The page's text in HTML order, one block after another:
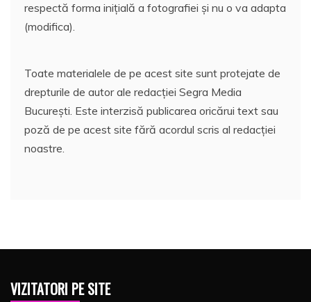
respectă forma inițială a fotografiei și nu o va adapta
(modifica).
Toate materialele de pe acest site sunt protejate de
drepturile de autor ale redacției Segra Media
București. Este interzisă publicarea oricărui text sau
poză de pe acest site fără acordul scris al redacției
noastre.
VIZITATORI PE SITE